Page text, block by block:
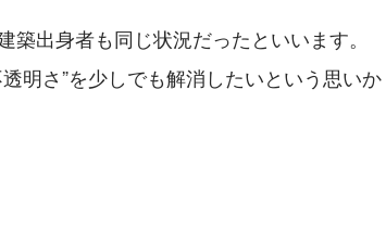
出身者も同じ状況だったといいます。
明さ”を少しでも解消したいという思いか